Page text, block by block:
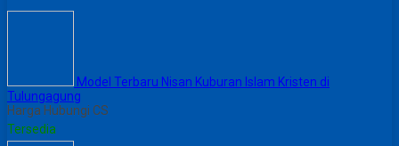
Model Terbaru Nisan Kuburan Islam Kristen di
Tulungagung
Harga Hubungi CS
Tersedia